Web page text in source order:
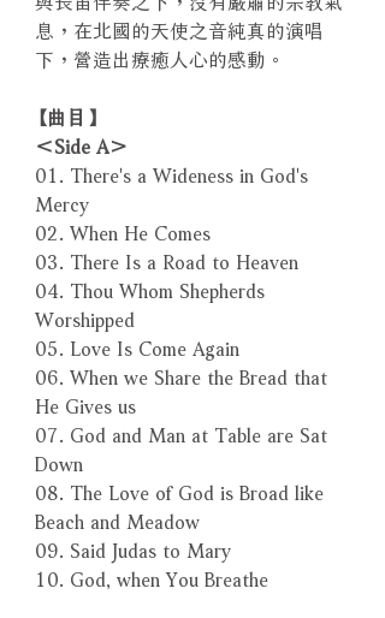
息，在北國的天使之音純真的演唱
下，營造出療癒人心的感動。
【曲目】
＜Side A＞
01. There's a Wideness in God's
Mercy
02. When He Comes
03. There Is a Road to Heaven
04. Thou Whom Shepherds
Worshipped
05. Love Is Come Again
06. When we Share the Bread that
He Gives us
07. God and Man at Table are Sat
Down
08. The Love of God is Broad like
Beach and Meadow
09. Said Judas to Mary
10. God, when You Breathe